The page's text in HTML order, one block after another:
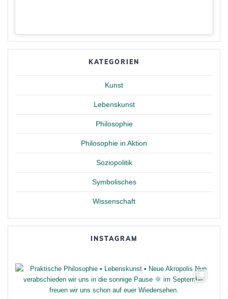
KATEGORIEN
Kunst
Lebenskunst
Philosophie
Philosophie in Aktion
Soziopolitik
Symbolisches
Wissenschaft
INSTAGRAM